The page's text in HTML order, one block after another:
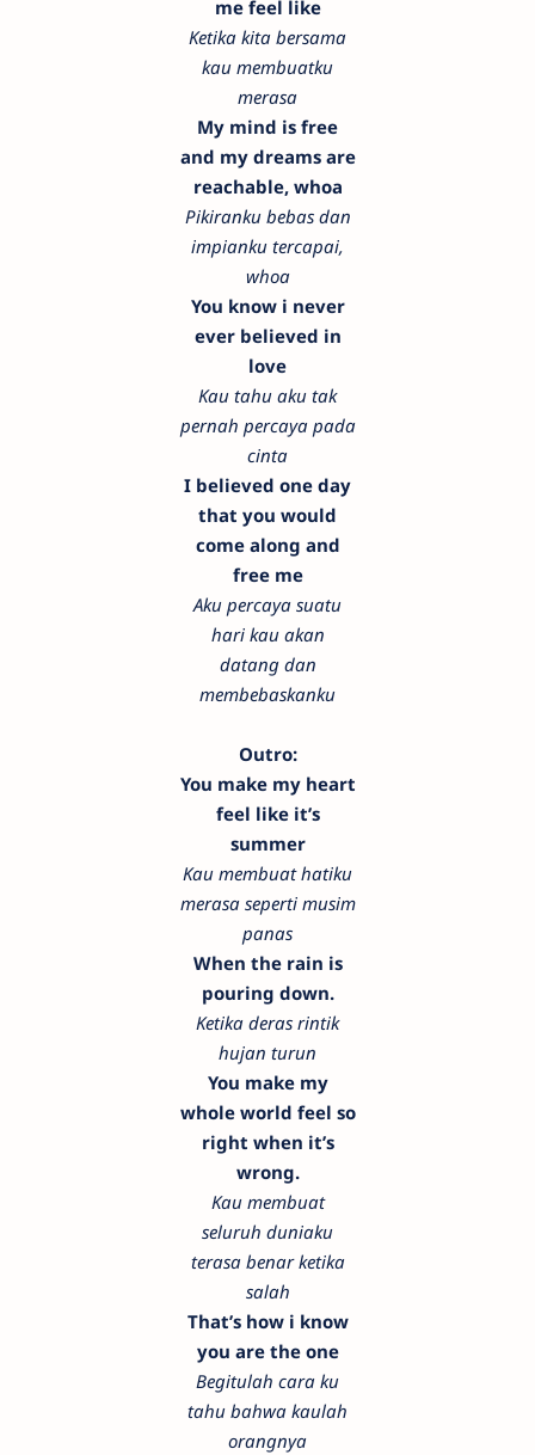
me feel like
Ketika kita bersama
kau membuatku
merasa
My mind is free
and my dreams are
reachable, whoa
Pikiranku bebas dan
impianku tercapai,
whoa
You know i never
ever believed in
love
Kau tahu aku tak
pernah percaya pada
cinta
I believed one day
that you would
come along and
free me
Aku percaya suatu
hari kau akan
datang dan
membebaskanku
Outro:
You make my heart
feel like it’s
summer
Kau membuat hatiku
merasa seperti musim
panas
When the rain is
pouring down.
Ketika deras rintik
hujan turun
You make my
whole world feel so
right when it’s
wrong.
Kau membuat
seluruh duniaku
terasa benar ketika
salah
That’s how i know
you are the one
Begitulah cara ku
tahu bahwa kaulah
orangnya